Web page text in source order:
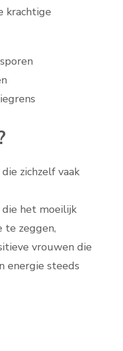
krachtige
zichzelf vaak
het moeilijk
te zeggen,
vrouwen die
energie steeds